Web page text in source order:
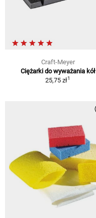
Craft-Meyer
Ciężarki do wyważania kół
25,75 zł1